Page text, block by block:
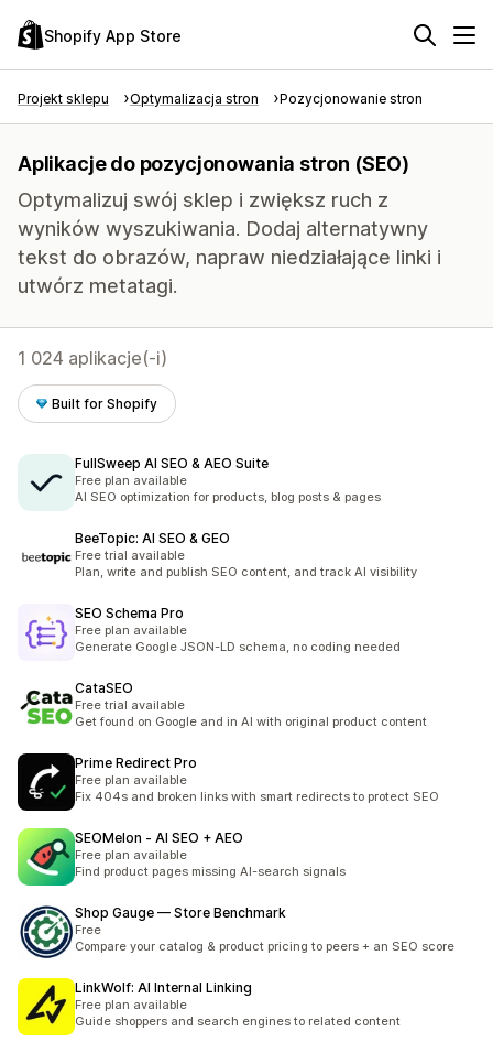
Shopify App Store
Projekt sklepu Optymalizacja stron Pozycjonowanie stron
Aplikacje do pozycjonowania stron (SEO)
Optymalizuj swój sklep i zwiększ ruch z
wyników wyszukiwania. Dodaj alternatywny
tekst do obrazów, napraw niedziałające linki i
utwórz metatagi.
1 024 aplikacje(-i)
Built for Shopify
FullSweep AI SEO & AEO Suite
Free plan available
AI SEO optimization for products, blog posts & pages
BeeTopic: AI SEO & GEO
Free trial available
Plan, write and publish SEO content, and track AI visibility
SEO Schema Pro
Free plan available
Generate Google JSON-LD schema, no coding needed
CataSEO
Free trial available
Get found on Google and in AI with original product content
Prime Redirect Pro
Free plan available
Fix 404s and broken links with smart redirects to protect SEO
SEOMelon ‑ AI SEO + AEO
Free plan available
Find product pages missing AI-search signals
Shop Gauge — Store Benchmark
Free
Compare your catalog & product pricing to peers + an SEO score
LinkWolf: AI Internal Linking
Free plan available
Guide shoppers and search engines to related content